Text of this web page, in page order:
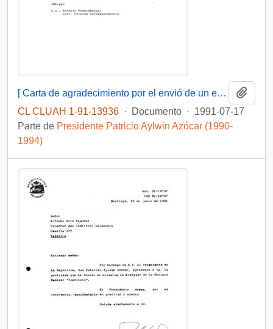
[ Carta de agradecimiento por el envió de un ejemplar de la publicación "15 Años" de CIEPLAN]
CL CLUAH 1-91-13936 · Documento · 1991-07-17
Parte de Presidente Patricio Aylwin Azócar (1990-
1994)